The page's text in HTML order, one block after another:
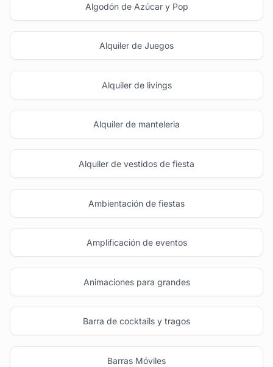
Algodón de Azúcar y Pop
Alquiler de Juegos
Alquiler de livings
Alquiler de manteleria
Alquiler de vestidos de fiesta
Ambientación de fiestas
Amplificación de eventos
Animaciones para grandes
Barra de cocktails y tragos
Barras Móviles